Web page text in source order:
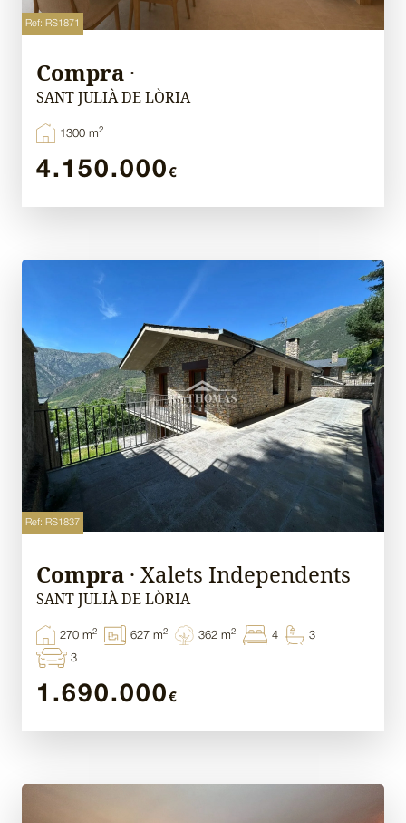
Ref: RS1871
Compra ·
SANT JULIÀ DE LÒRIA
1300 m2
4.150.000 €
Ref: RS1837
Compra · Xalets Independents
SANT JULIÀ DE LÒRIA
270 m2 627 m2 362 m2 4 3
3
1.690.000 €